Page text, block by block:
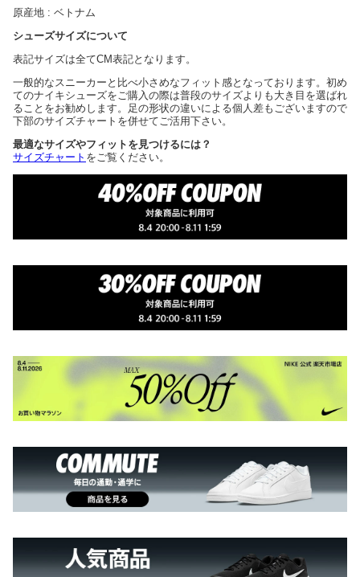
原産地 : ベトナム
シューズサイズについて
表記サイズは全てCM表記となります。
一般的なスニーカーと比べ小さめなフィット感となっております。初め
てのナイキシューズをご購入の際は普段のサイズよりも大き目を選ばれ
ることをお勧めします。足の形状の違いによる個人差もございますので
下部のサイズチャートを併せてご活用下さい。
最適なサイズやフィットを見つけるには？
サイズチャート をご覧ください。